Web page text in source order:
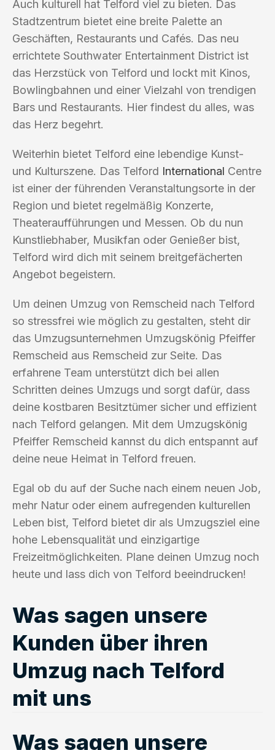
Auch kulturell hat Telford viel zu bieten. Das
Stadtzentrum bietet eine breite Palette an
Geschäften, Restaurants und Cafés. Das neu
errichtete Southwater Entertainment District ist
das Herzstück von Telford und lockt mit Kinos,
Bowlingbahnen und einer Vielzahl von trendigen
Bars und Restaurants. Hier findest du alles, was
das Herz begehrt.
Weiterhin bietet Telford eine lebendige Kunst-
und Kulturszene. Das Telford International Centre
ist einer der führenden Veranstaltungsorte in der
Region und bietet regelmäßig Konzerte,
Theateraufführungen und Messen. Ob du nun
Kunstliebhaber, Musikfan oder Genießer bist,
Telford wird dich mit seinem breitgefächerten
Angebot begeistern.
Um deinen Umzug von Remscheid nach Telford
so stressfrei wie möglich zu gestalten, steht dir
das Umzugsunternehmen Umzugskönig Pfeiffer
Remscheid aus Remscheid zur Seite. Das
erfahrene Team unterstützt dich bei allen
Schritten deines Umzugs und sorgt dafür, dass
deine kostbaren Besitztümer sicher und effizient
nach Telford gelangen. Mit dem Umzugskönig
Pfeiffer Remscheid kannst du dich entspannt auf
deine neue Heimat in Telford freuen.
Egal ob du auf der Suche nach einem neuen Job,
mehr Natur oder einem aufregenden kulturellen
Leben bist, Telford bietet dir als Umzugsziel eine
hohe Lebensqualität und einzigartige
Freizeitmöglichkeiten. Plane deinen Umzug noch
heute und lass dich von Telford beeindrucken!
Was sagen unsere
Kunden über ihren
Umzug nach Telford
mit uns
Was sagen unsere